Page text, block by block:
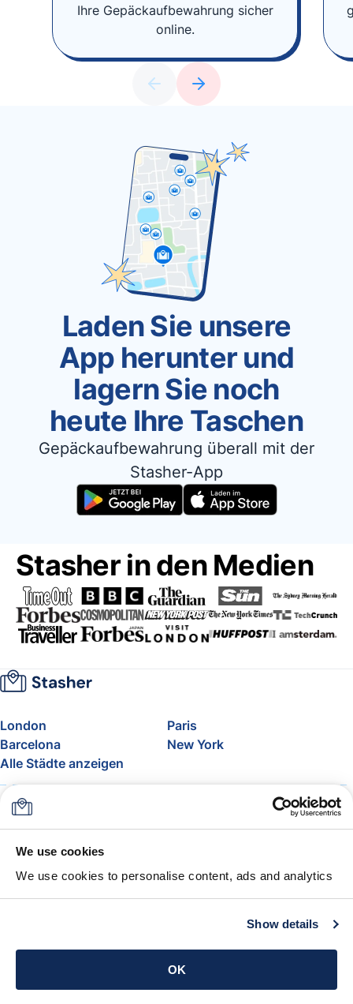
We use cookies
We use cookies to personalise content, ads and analytics
Show details
OK
Ihre Gepäckaufbewahrung sicher
online.
Laden Sie unsere
App herunter und
lagern Sie noch
heute Ihre Taschen
Gepäckaufbewahrung überall mit der
Stasher-App
Stasher in den Medien
London
Paris
Barcelona
New York
Alle Städte anzeigen
Über uns
FAQ
Support
Blog
Freigepäck bei Airlines
Die Stasher-Garantie
AGB
App holen